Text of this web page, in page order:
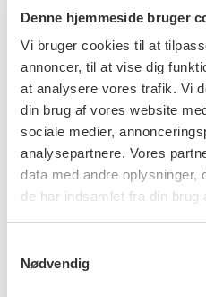
Denne hjemmeside bruger
Vi bruger cookies til at
annoncer, til at vise dig
at analysere vores trafik. Vi
din brug af vores website
sociale medier,
analysepartnere. Vores
data med andre oplysninger,
de har indsamlet fra din brug
Nødvendig
sundhedsvidenskabelige var
for mig.
Om 10 år håber jeg, at jeg
så vil jeg gerne specialisere
behandlinger, kirurgi og